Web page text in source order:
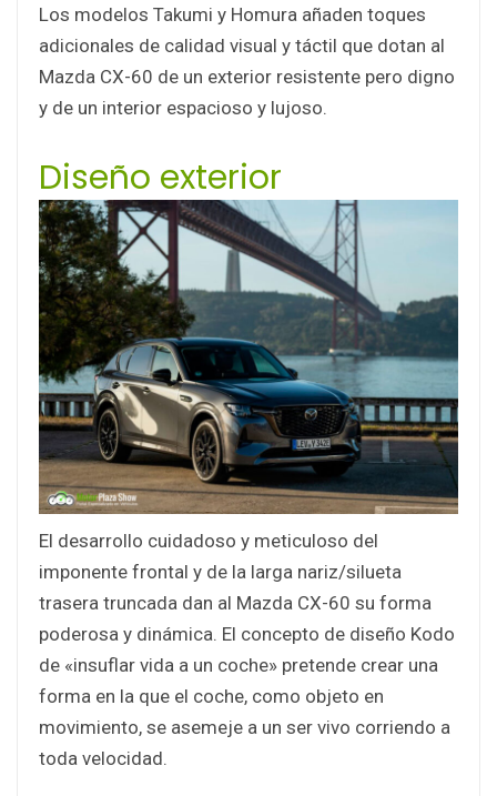
Los modelos Takumi y Homura añaden toques
adicionales de calidad visual y táctil que dotan al
Mazda CX-60 de un exterior resistente pero digno
y de un interior espacioso y lujoso.
Diseño exterior
El desarrollo cuidadoso y meticuloso del
imponente frontal y de la larga nariz/silueta
trasera truncada dan al Mazda CX-60 su forma
poderosa y dinámica. El concepto de diseño Kodo
de «insuflar vida a un coche» pretende crear una
forma en la que el coche, como objeto en
movimiento, se asemeje a un ser vivo corriendo a
toda velocidad.